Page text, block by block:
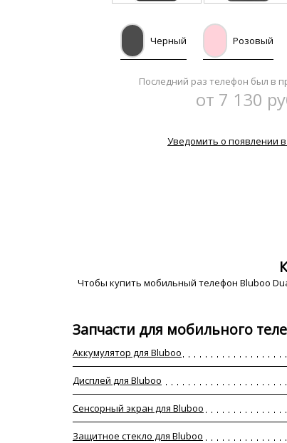
Черный Розовый
Последний раз телефон был в
от 7 130
Уведомить о появлении
Чтобы купить мобильный телефон Bluboo
Запчасти для мобильного
Аккумулятор для Bluboo
Дисплей для Bluboo
Сенсорный экран для Bluboo
Защитное стекло для Bluboo